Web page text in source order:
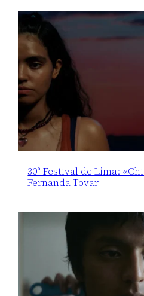
30° Festival de Lima:
Fernanda Tovar